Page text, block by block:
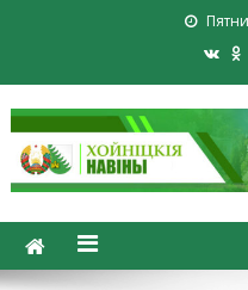
Хойники.
Новости